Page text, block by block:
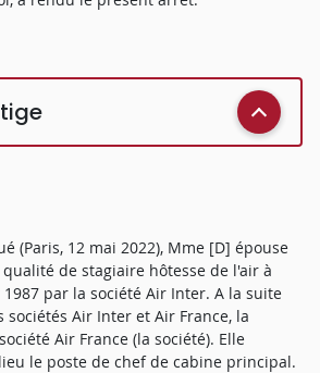
(Paris, 12 mai 2022), Mme [D] épouse
de stagiaire hôtesse de l'air à
par la société Air Inter. A la suite
Air Inter et Air France, la
Air France (la société). Elle
le poste de chef de cabine principal.